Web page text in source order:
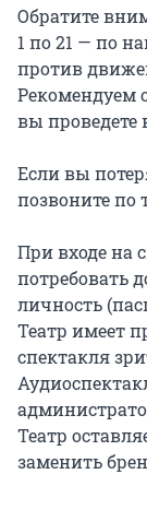
Обратите
1 по 21 — по
против
Рекомендуем
вы проведете
Если вы
позвоните по
При входе на
потребовать
личность
Театр имеет
спектакля
Театр
заменить